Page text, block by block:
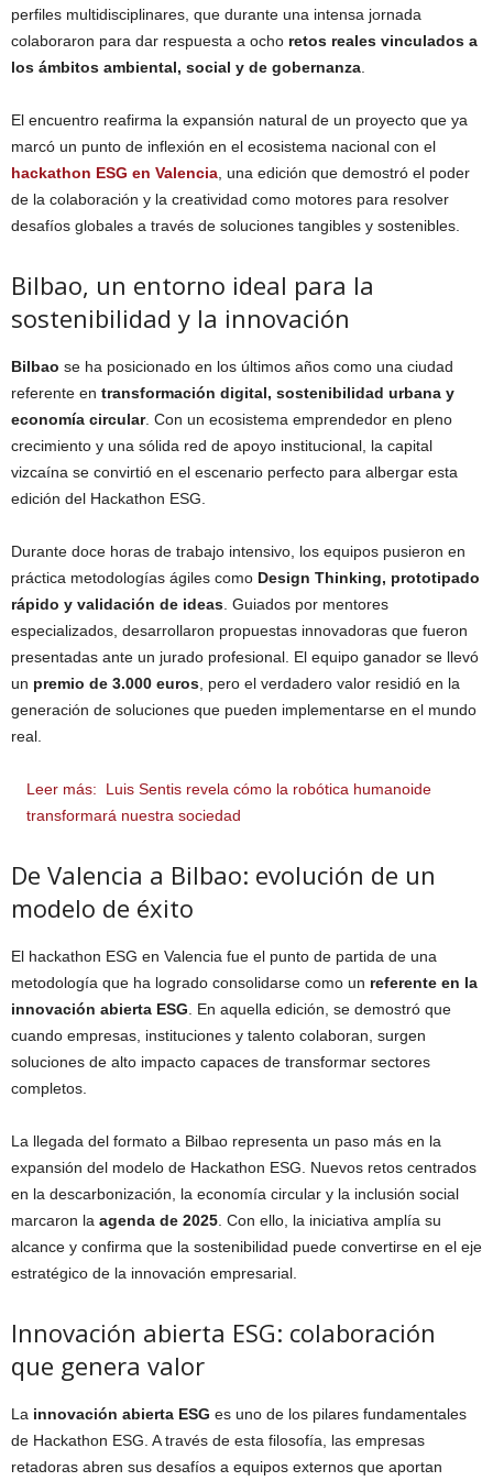
perfiles multidisciplinares, que durante una intensa jornada
colaboraron para dar respuesta a ocho retos reales vinculados a
los ámbitos ambiental, social y de gobernanza.
El encuentro reafirma la expansión natural de un proyecto que ya
marcó un punto de inflexión en el ecosistema nacional con el
hackathon ESG en Valencia, una edición que demostró el poder
de la colaboración y la creatividad como motores para resolver
desafíos globales a través de soluciones tangibles y sostenibles.
Bilbao, un entorno ideal para la
sostenibilidad y la innovación
Bilbao se ha posicionado en los últimos años como una ciudad
referente en transformación digital, sostenibilidad urbana y
economía circular. Con un ecosistema emprendedor en pleno
crecimiento y una sólida red de apoyo institucional, la capital
vizcaína se convirtió en el escenario perfecto para albergar esta
edición del Hackathon ESG.
Durante doce horas de trabajo intensivo, los equipos pusieron en
práctica metodologías ágiles como Design Thinking, prototipado
rápido y validación de ideas. Guiados por mentores
especializados, desarrollaron propuestas innovadoras que fueron
presentadas ante un jurado profesional. El equipo ganador se llevó
un premio de 3.000 euros, pero el verdadero valor residió en la
generación de soluciones que pueden implementarse en el mundo
real.
Leer más:
Luis Sentis revela cómo la robótica humanoide
transformará nuestra sociedad
De Valencia a Bilbao: evolución de un
modelo de éxito
El hackathon ESG en Valencia fue el punto de partida de una
metodología que ha logrado consolidarse como un referente en la
innovación abierta ESG. En aquella edición, se demostró que
cuando empresas, instituciones y talento colaboran, surgen
soluciones de alto impacto capaces de transformar sectores
completos.
La llegada del formato a Bilbao representa un paso más en la
expansión del modelo de Hackathon ESG. Nuevos retos centrados
en la descarbonización, la economía circular y la inclusión social
marcaron la agenda de 2025. Con ello, la iniciativa amplía su
alcance y confirma que la sostenibilidad puede convertirse en el eje
estratégico de la innovación empresarial.
Innovación abierta ESG: colaboración
que genera valor
La innovación abierta ESG es uno de los pilares fundamentales
de Hackathon ESG. A través de esta filosofía, las empresas
retadoras abren sus desafíos a equipos externos que aportan